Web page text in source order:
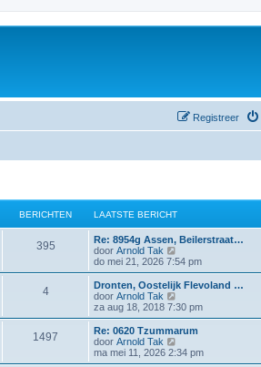
Registreer
BERICHTEN LAATSTE BERICHT
395
Re: 8954g Assen, Beilerstraat…
door Arnold Tak
e
k
i
k
a
t
s
do mei 21, 2026 7:54 pm
4
Dronten, Oostelijk Flevoland …
door Arnold Tak
e
k
i
k
za aug 18, 2018 7:30 pm
1497
Re: 0620 Tzummarum
door Arnold Tak
e
k
ma mei 11, 2026 2:34 pm